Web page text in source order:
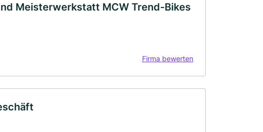
Meisterwerkstatt MCW Trend-Bikes
Firma bewerten